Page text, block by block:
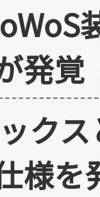
発覚
ク
様を